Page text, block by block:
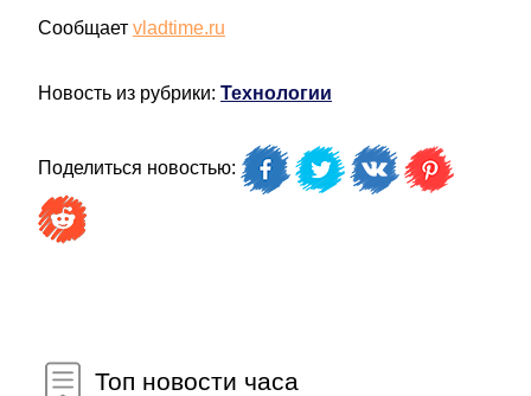
Сообщает vladtime.ru
Новость из рубрики: Технологии
Поделиться новостью:
Топ новости часа